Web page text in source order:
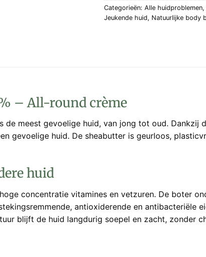
Categorieën: Alle huidproblemen,
Jeukende huid, Natuurlijke body
– All-round crème
meest gevoelige huid, van jong tot oud. Dankzij
gevoelige huid. De sheabutter is geurloos,
huid
concentratie vitamines en vetzuren. De boter
antioxiderende en antibacteriële
blijft de huid langdurig soepel en zacht, zonder